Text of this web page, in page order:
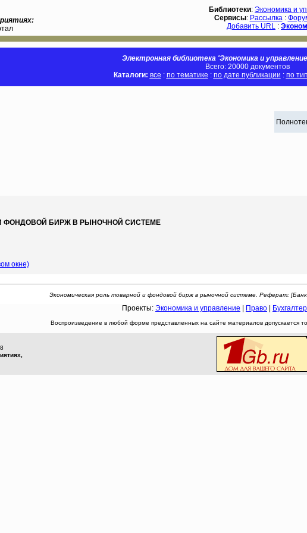
Библиотеки: Экономика и
Сервисы: Рассылка:
Добавить URL :
Электронная библиотека 'Экономика и
Всего: 20000 документов
Каталоги: все : по тематике : по дате публикации : по
ФОНДОВОЙ БИРЖ В РЫНОЧНОЙ СИСТЕМЕ
окне)
Экономическая роль товарной и фондовой бирж в рыночной системе. Реферат:
Проекты: Экономика и управление Право
Воспроизведение в любой форме представленных на сайте материалов допускается